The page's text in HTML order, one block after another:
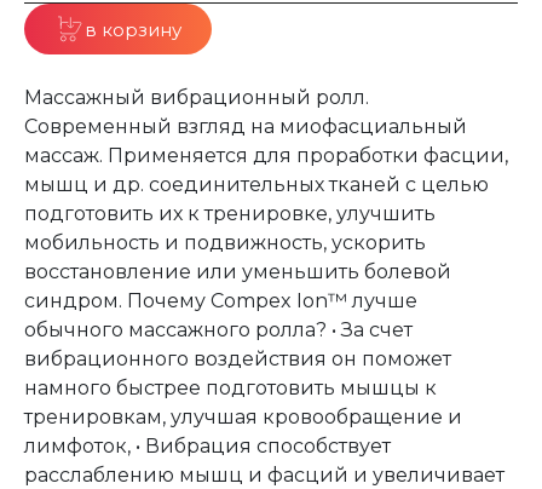
в корзину
Массажный вибрационный ролл.
Современный взгляд на миофасциальный
массаж. Применяется для проработки фасции,
мышц и др. соединительных тканей с целью
подготовить их к тренировке, улучшить
мобильность и подвижность, ускорить
восстановление или уменьшить болевой
синдром. Почему Compex Ion™ лучше
обычного массажного ролла? • За счет
вибрационного воздействия он поможет
намного быстрее подготовить мышцы к
тренировкам, улучшая кровообращение и
лимфоток, • Вибрация способствует
расслаблению мышц и фасций и увеличивает